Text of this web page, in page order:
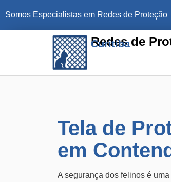
Somos Especialistas em Redes de Proteção
Redes de
Curitiba
Tela de
em
A segurança dos felinos é